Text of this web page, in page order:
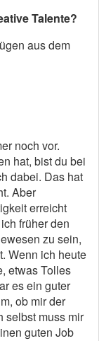
Talente?
aus dem
noch vor.
hat, bist du bei
dabei. Das hat
Aber
erreicht
früher den
zu sein,
Wenn ich heute
etwas Tolles
es ein guter
ob mir der
selbst muss mir
guten Job